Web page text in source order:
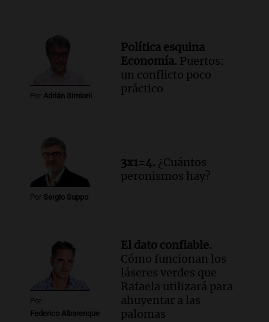
Por Adrián Simioni
Política esquina
Economía. Puertos:
un conflicto poco
práctico
Por Sergio Suppo
3x1=4. ¿Cuántos
peronismos hay?
Por
Federico Albarenque
El dato confiable.
Cómo funcionan los
láseres verdes que
Rafaela utilizará para
ahuyentar a las
palomas